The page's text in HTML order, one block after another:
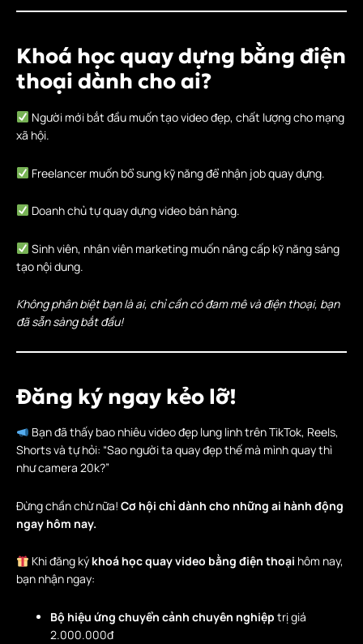
Khoá học quay dựng bằng điện
thoại dành cho ai?
Người mới bắt đầu muốn tạo video đẹp, chất lượng cho mạng
xã hội.
Freelancer muốn bổ sung kỹ năng để nhận job quay dựng.
Doanh chủ tự quay dựng video bán hàng.
Sinh viên, nhân viên marketing muốn nâng cấp kỹ năng sáng
tạo nội dung.
Không phân biệt bạn là ai, chỉ cần có đam mê và điện thoại, bạn
đã sẵn sàng bắt đầu!
Đăng ký ngay kẻo lỡ!
Bạn đã thấy bao nhiêu video đẹp lung linh trên TikTok, Reels,
Shorts và tự hỏi: “Sao người ta quay đẹp thế mà mình quay thì
như camera 20k?”
Đừng chần chừ nữa! Cơ hội chỉ dành cho những ai hành động
ngay hôm nay.
Khi đăng ký khoá học quay video bằng điện thoại hôm nay,
bạn nhận ngay:
Bộ hiệu ứng chuyển cảnh chuyên nghiệp trị giá
2.000.000đ